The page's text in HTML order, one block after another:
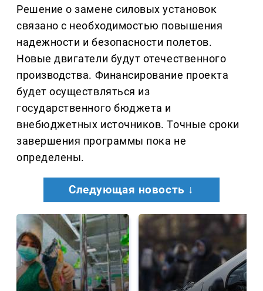
Решение о замене силовых установок
связано с необходимостью повышения
надежности и безопасности полетов.
Новые двигатели будут отечественного
производства. Финансирование проекта
будет осуществляться из
государственного бюджета и
внебюджетных источников. Точные сроки
завершения программы пока не
определены.
Следующая новость ↓